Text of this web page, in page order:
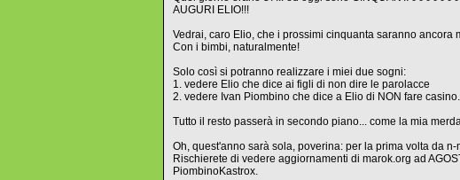
AUGURI ELIO!!!
Vedrai, caro Elio, che i prossimi cinquanta saranno ancora
Con i bimbi, naturalmente!
Solo così si potranno realizzare i miei due sogni:
1. vedere Elio che dice ai figli di non dire le parolacce
2. vedere Ivan Piombino che dice a Elio di NON fare casino.
Tutto il resto passerà in secondo piano... come la mia
Oh, quest'anno sarà sola, poverina: per la prima volta da
Rischierete di vedere aggiornamenti di marok.org ad
PiombinoKastrox.